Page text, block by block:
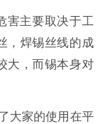
害主要取决于工
，焊锡丝线的成
大，而锡本身对
大家的使用在平